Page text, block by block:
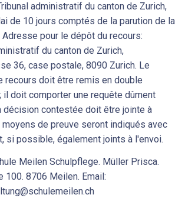
administratif du canton de Zurich,
de 10 jours comptés de la parution de la
pour le dépôt du recours:
du canton de Zurich,
36, case postale, 8090 Zurich. Le
recours doit être remis en double
il doit comporter une requête dûment
décision contestée doit être jointe à
moyens de preuve seront indiqués avec
si possible, également joints à l'envoi.
Meilen Schulpflege. Müller Prisca.
100. 8706 Meilen. Email: